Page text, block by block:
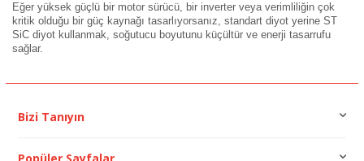
Eğer yüksek güçlü bir motor sürücü, bir inverter veya verimliliğin çok
kritik olduğu bir güç kaynağı tasarlıyorsanız, standart diyot yerine ST
SiC diyot kullanmak, soğutucu boyutunu küçültür ve enerji tasarrufu
sağlar.
Bizi Tanıyın